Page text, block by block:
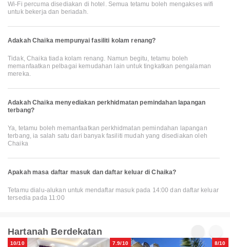
Wi-Fi percuma disediakan di hotel. Semua tetamu boleh mengakses wifi
untuk bekerja dan beriadah.
Adakah Chaika mempunyai fasiliti kolam renang?
Tidak, Chaika tiada kolam renang. Namun begitu, tetamu boleh
memanfaatkan pelbagai kemudahan lain untuk tingkatkan pengalaman
mereka.
Adakah Chaika menyediakan perkhidmatan pemindahan lapangan
terbang?
Ya, tetamu boleh memanfaatkan perkhidmatan pemindahan lapangan
terbang, ia salah satu dari banyak fasiliti mudah yang disediakan oleh
Chaika
Apakah masa daftar masuk dan daftar keluar di Chaika?
Tetamu dialu-alukan untuk mendaftar masuk pada 14:00 dan daftar keluar
tersedia pada 11:00
Hartanah Berdekatan
10/10 7.9/10 8/10